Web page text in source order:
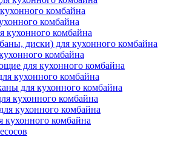
комбайна
комбайна
кухонного комбайна
диски) для кухонного комбайна
комбайна
для кухонного комбайна
кухонного комбайна
для кухонного комбайна
кухонного комбайна
кухонного комбайна
комбайна